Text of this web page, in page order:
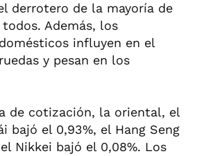
derrotero de la mayoría de
Además, los
influyen en el
y pesan en los
de cotización, la oriental, el
bajó el 0,93%, el Hang Seng
Nikkei bajó el 0,08%. Los